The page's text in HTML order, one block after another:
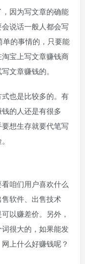
因为写文章的确能
说话一般人都会写
的事情的，只要能
宝上写文章赚钱商
文章赚钱的。
也是比较多的。有
的人还是有很多
想生存就要代笔写
咱们用户喜欢什么
软件、出售技术
以赚差价。另外，
很大的，如果能发
上什么好赚钱呢？